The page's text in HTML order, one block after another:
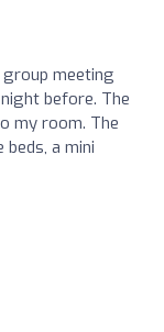
meeting
before. The
my room. The
a mini